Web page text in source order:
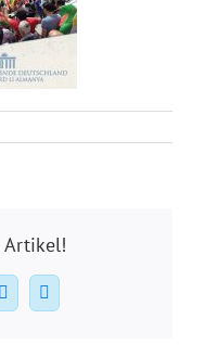
Artikel!
Pinterest
E-
Mail